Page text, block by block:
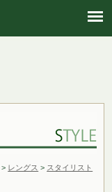
> レングス > スタイリスト